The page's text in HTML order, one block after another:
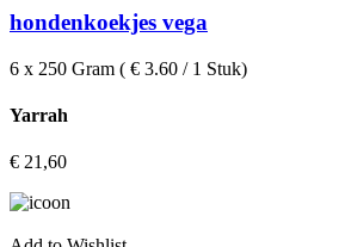
hondenkoekjes vega
6 x 250 Gram ( € 3.60 / 1 Stuk)
Yarrah
€ 21,60